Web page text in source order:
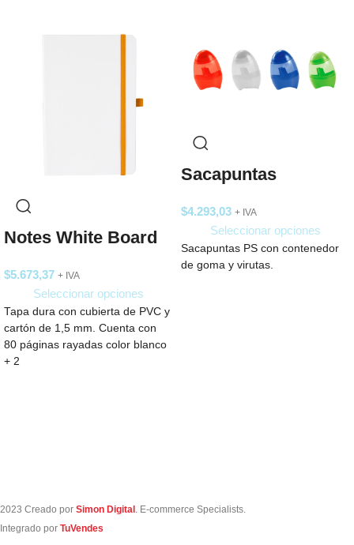
Notes White Board
$5.673,37 + IVA
Seleccionar opciones
Tapa dura con cubierta de PVC y
cartón de 1,5 mm. Cuenta con
80 páginas rayadas color blanco
+ 2
Sacapuntas
$4.293,03 + IVA
Seleccionar opciones
Sacapuntas PS con contenedor
de goma y virutas.
2023 Creado por Simon Digital . E-commerce Specialists.
Integrado por TuVendes